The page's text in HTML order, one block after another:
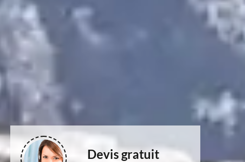
Devis gratuit